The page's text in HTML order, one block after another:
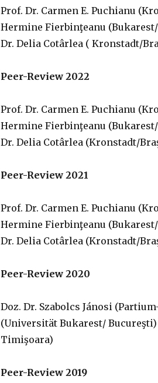
Prof. Dr. Carmen E. Puchianu
Hermine Fierbinţeanu
Dr. Delia Cotârlea ( Kronstadt/
Peer-Review 2022
Prof. Dr. Carmen E. Puchianu
Hermine Fierbinţeanu
Dr. Delia Cotârlea (Kronstadt/
Peer-Review 2021
Prof. Dr. Carmen E. Puchianu
Hermine Fierbinţeanu
Dr. Delia Cotârlea (Kronstadt/
Peer-Review 2020
Doz. Dr. Szabolcs Jánosi
(Universität Bukarest/
Timişoara)
Peer-Review 2019